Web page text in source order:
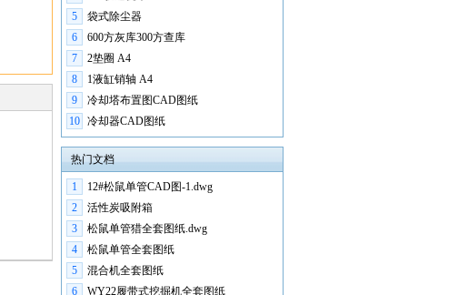
5
袋式除尘器
6
600方灰库300方查库
7
2垫圈 A4
8
1液缸销轴 A4
9
冷却塔布置图CAD图纸
10 冷却器CAD图纸
热门文档
1
12#松鼠单管CAD图-1.dwg
2
活性炭吸附箱
3
松鼠单管猎全套图纸.dwg
4
松鼠单管全套图纸
5
混合机全套图纸
6
WY22履带式挖掘机全套图纸